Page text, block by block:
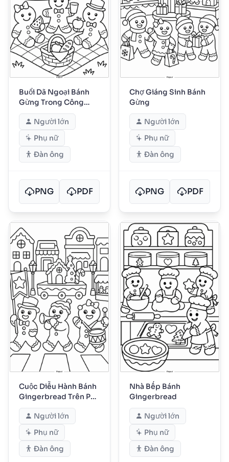
Buổi Dã Ngoại Bánh
Gừng Trong Công
Viên
Người lớn
Phụ nữ
Đàn ông
PNG PDF
Chợ Giáng Sinh Bánh
Gừng
Người lớn
Phụ nữ
Đàn ông
PNG PDF
Cuộc Diễu Hành Bánh
Gingerbread Trên Phố
Chính
Người lớn
Phụ nữ
Đàn ông
Nhà Bếp Bánh
Gingerbread
Người lớn
Phụ nữ
Đàn ông